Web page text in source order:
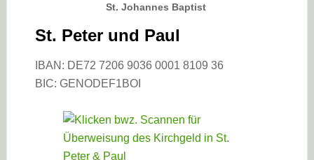
St. Johannes Baptist
St. Peter und Paul
IBAN: DE72 7206 9036 0001 8109 36
BIC: GENODEF1BOI